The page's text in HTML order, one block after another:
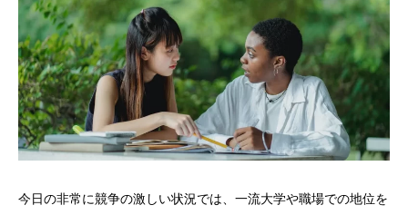
今日の非常に競争の激しい状況では、一流大学や職場での地位を